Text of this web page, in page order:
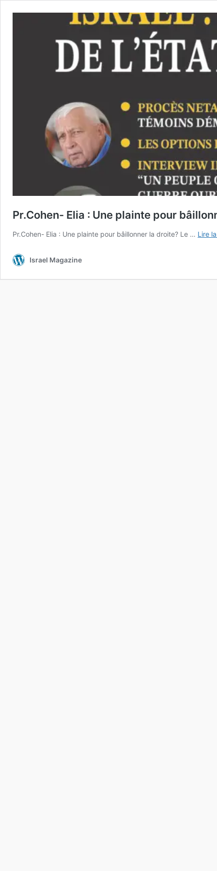
Pr.Cohen- Elia : Une plainte pour
Pr.Cohen- Elia : Une plainte pour bâillonner la droite? Le … Lire
Israel Magazine